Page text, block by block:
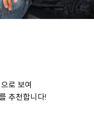
로 보여
추천합니다!